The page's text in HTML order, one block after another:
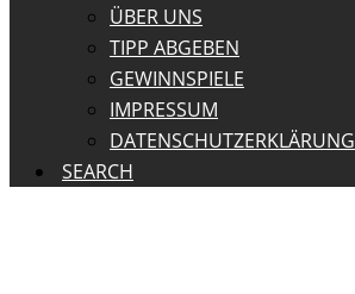
ÜBER UNS
TIPP ABGEBEN
GEWINNSPIELE
IMPRESSUM
DATENSCHUTZERKLÄRUNG
SEARCH